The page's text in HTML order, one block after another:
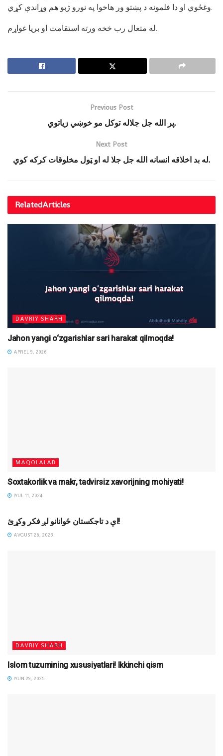
وغځوي او دا فلمونه د پښتو ور هاخوا په نورو ژبو هم وړاندې کړي.
له متعال رب څخه ورته استقامت او بریا غواړم.
Previous Post
پر الله جل جلاله توکل مو خوښي زیاتوي.
Next Post
له بد اخلاقه انسانه الله جل جلا له او ټول مخلوقات کرکه کوي.
RelatedArticles
DAVRIY SHARH
Jahon yangi o‘zgarishlar sari harakat qilmoqda!
APREL 9, 2026
MAQOLALAR
Soxtakorlik va makr, tadvirsiz xavorijning mohiyati!
IYUL 11, 2024
اې د تاجکستان ځوانانو لږ فکر وکړئ!
AVGUST 26, 2023
DAVRIY SHARH
Islom tuzumining xususiyatlari! Ikkinchi qism
IYUN 29, 2025